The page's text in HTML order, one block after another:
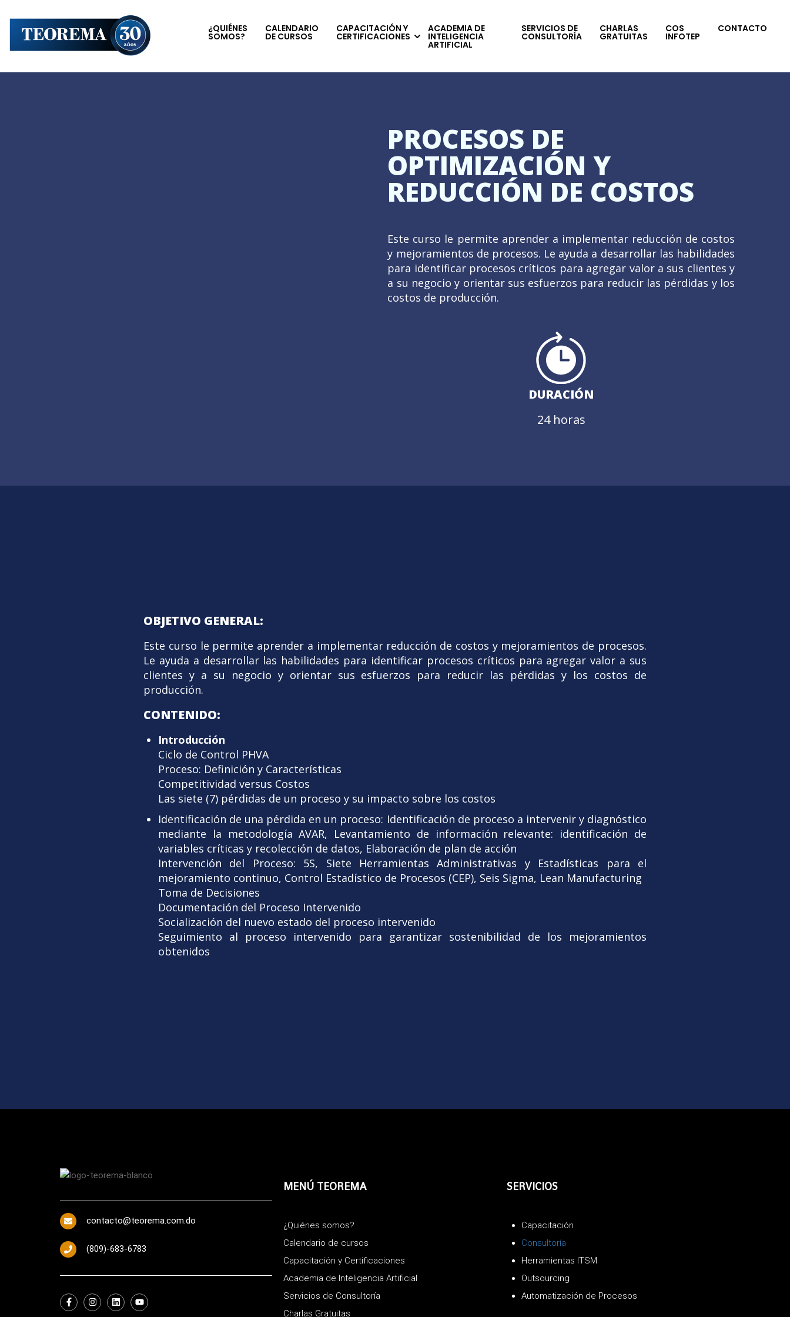
¿QUIÉNES
SOMOS?
CALENDARIO
DE CURSOS
CAPACITACIÓN Y
CERTIFICACIONES
ACADEMIA DE
INTELIGENCIA
ARTIFICIAL
SERVICIOS DE
CONSULTORÍA
CHARLAS
GRATUITAS
COS
INFOTEP
CONTACTO
PROCESOS DE
OPTIMIZACIÓN Y
REDUCCIÓN DE COSTOS
Este curso le permite aprender a implementar reducción de costos
y mejoramientos de procesos. Le ayuda a desarrollar las habilidades
para identificar procesos críticos para agregar valor a sus clientes y
a su negocio y orientar sus esfuerzos para reducir las pérdidas y los
costos de producción.
DURACIÓN
24 horas
OBJETIVO GENERAL:
Este curso le permite aprender a implementar reducción de costos y mejoramientos de procesos.
Le ayuda a desarrollar las habilidades para identificar procesos críticos para agregar valor a sus
clientes y a su negocio y orientar sus esfuerzos para reducir las pérdidas y los costos de
producción.
CONTENIDO:
Introducción
Ciclo de Control PHVA
Proceso: Definición y Características
Competitividad versus Costos
Las siete (7) pérdidas de un proceso y su impacto sobre los costos
Identificación de una pérdida en un proceso: Identificación de proceso a intervenir y diagnóstico
mediante la metodología AVAR, Levantamiento de información relevante: identificación de
variables críticas y recolección de datos, Elaboración de plan de acción
Intervención del Proceso: 5S, Siete Herramientas Administrativas y Estadísticas para el
mejoramiento continuo, Control Estadístico de Procesos (CEP), Seis Sigma, Lean Manufacturing
Toma de Decisiones
Documentación del Proceso Intervenido
Socialización del nuevo estado del proceso intervenido
Seguimiento al proceso intervenido para garantizar sostenibilidad de los mejoramientos
obtenidos
contacto@teorema.com.do
(809)-683-6783
MENÚ TEOREMA
¿Quiénes somos?
Calendario de cursos
Capacitación y Certificaciones
Academia de Inteligencia Artificial
Servicios de Consultoría
Charlas Gratuitas
SERVICIOS
Capacitación
Consultoría
Herramientas ITSM
Outsourcing
Automatización de Procesos